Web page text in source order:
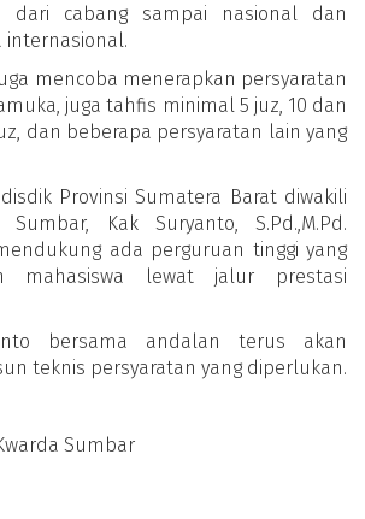
dari cabang sampai nasional dan
internasional.
mencoba menerapkan persyaratan
juga tahfis minimal 5 juz, 10 dan
dan beberapa persyaratan lain yang
Provinsi Sumatera Barat diwakili
Sumbar, Kak Suryanto, S.Pd.,M.Pd.
ada perguruan tinggi yang
mahasiswa lewat jalur prestasi
bersama andalan terus akan
teknis persyaratan yang diperlukan.
Sumbar